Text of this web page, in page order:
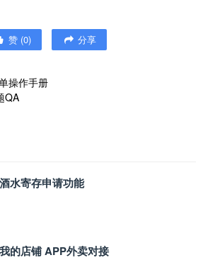
赞 (0) 分享
操作手册
QA
水寄存申请功能
的店铺 APP外卖对接